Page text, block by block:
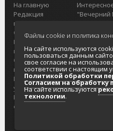
На главную
Редакция
портала
О проекте
Реклама на
портале
Отзывы и
предложения
Интернет-
услуги
Разработка
сайтов
"Вечерний
Городская
Реклама
Главный
Колымы
Политика
Согласие
данных
Файлы cookie и политика
На сайте используются
пользоваться данным
свое согласие на
соответствии с настоящим
Политикой обработки
Согласием на
На сайте используются
технологии.